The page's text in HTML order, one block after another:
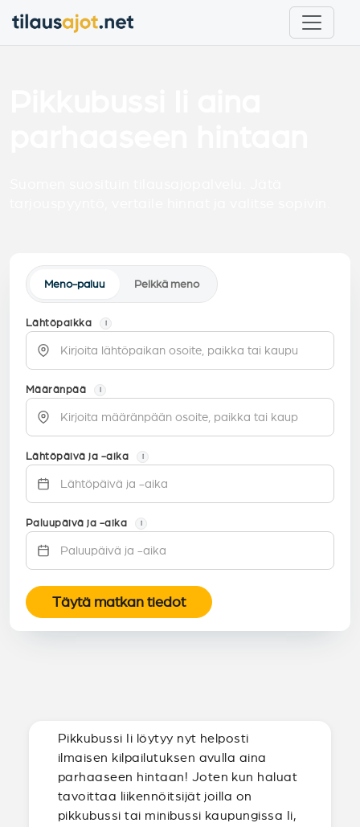
Meno-paluu Pelkkä meno
Lähtöpaikka i
Määränpää i
Lähtöpäivä ja -aika i
Paluupäivä ja -aika i
Täytä matkan tiedot
Pikkubussi Ii löytyy nyt helposti
ilmaisen kilpailutuksen avulla aina
parhaaseen hintaan! Joten kun haluat
tavoittaa liikennöitsijät joilla on
pikkubussi tai minibussi kaupungissa Ii,